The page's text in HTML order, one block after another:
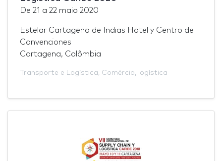
De 21 a 22 maio 2020
Estelar Cartagena de Indias Hotel y Centro de
Convenciones
Cartagena, Colômbia
Transporte e Logística, Comércio, logística